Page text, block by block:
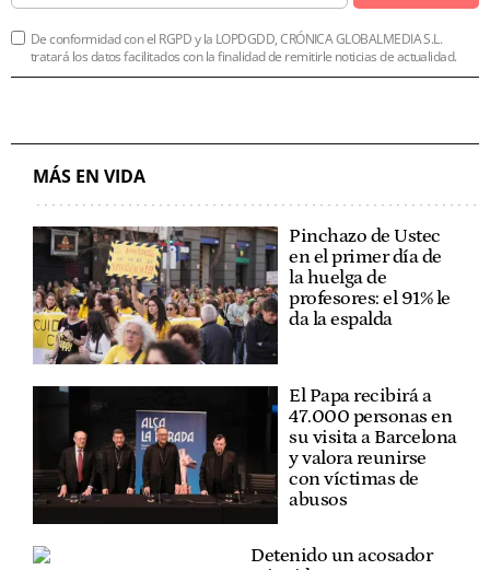
De conformidad con el RGPD y la LOPDGDD, CRÓNICA GLOBALMEDIA S.L.
tratará los datos facilitados con la finalidad de remitirle noticias de actualidad.
MÁS EN VIDA
Pinchazo de Ustec
en el primer día de
la huelga de
profesores: el 91% le
da la espalda
El Papa recibirá a
47.000 personas en
su visita a Barcelona
y valora reunirse
con víctimas de
abusos
Detenido un acosador